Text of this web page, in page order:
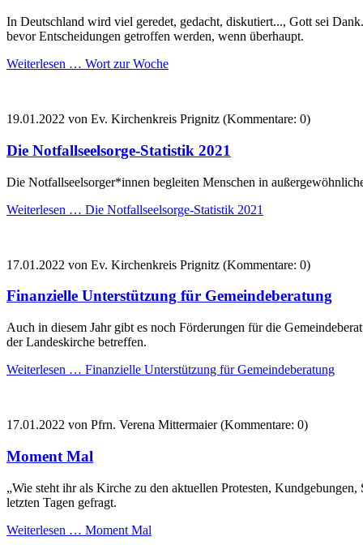
In Deutschland wird viel geredet, gedacht, diskutiert..., Gott sei
bevor Entscheidungen getroffen werden, wenn überhaupt.
Weiterlesen … Wort zur Woche
19.01.2022 von Ev. Kirchenkreis Prignitz (Kommentare: 0)
Die Notfallseelsorge-Statistik 2021
Die Notfallseelsorger*innen begleiten Menschen in
Weiterlesen … Die Notfallseelsorge-Statistik 2021
17.01.2022 von Ev. Kirchenkreis Prignitz (Kommentare: 0)
Finanzielle Unterstützung für Gemeindeberatung
Auch in diesem Jahr gibt es noch Förderungen für die
der Landeskirche betreffen.
Weiterlesen … Finanzielle Unterstützung für Gemeindeberatung
17.01.2022 von Pfrn. Verena Mittermaier (Kommentare: 0)
Moment Mal
„Wie steht ihr als Kirche zu den aktuellen Protesten,
letzten Tagen gefragt.
Weiterlesen … Moment Mal